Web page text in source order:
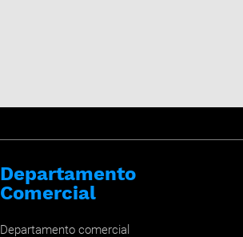
Departamento
Comercial
Departamento comercial